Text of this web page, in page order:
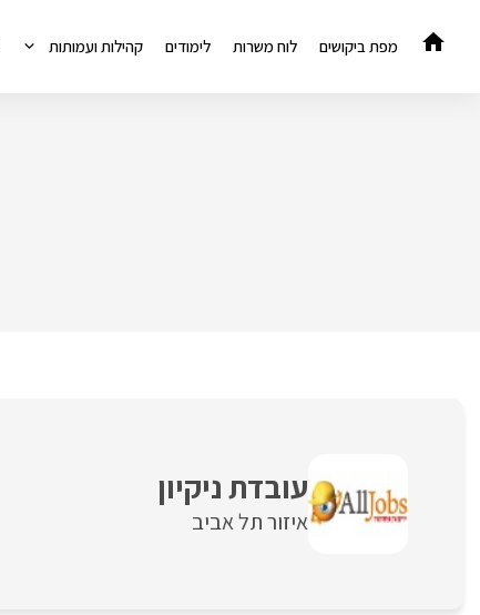
לתוכן
מפת ביקושים לוח משרות לימודים קהילות ועמותות
עובדת ניקיון
איזור תל אביב